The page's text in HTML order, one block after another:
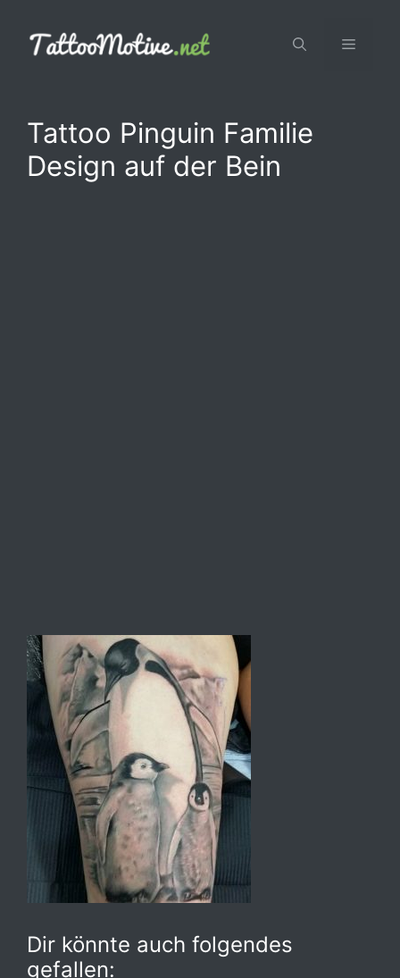
Inhalt
springen
Menü
Tattoo Pinguin Familie
Design auf der Bein
Dir könnte auch folgendes
gefallen: